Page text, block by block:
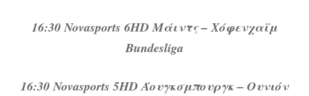
16:30 Novasports 6HD Μάιντς – Χόφενχαϊμ
Bundesliga
16:30 Novasports 5HD Άουγκσμπουργκ – Ουνιόν